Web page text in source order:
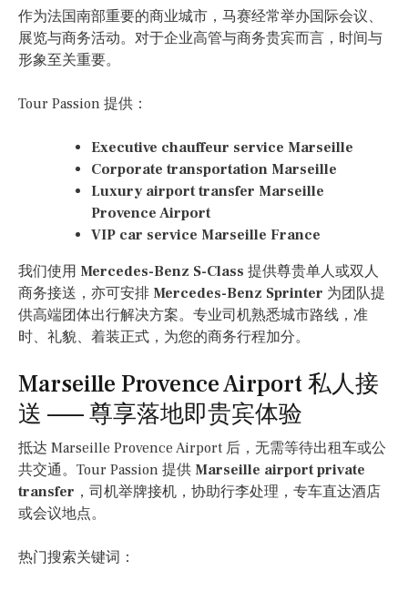
作为法国南部重要的商业城市，马赛经常举办国际会议、
展览与商务活动。对于企业高管与商务贵宾而言，时间与
形象至关重要。
Tour Passion 提供：
Executive chauffeur service Marseille
Corporate transportation Marseille
Luxury airport transfer Marseille
Provence Airport
VIP car service Marseille France
我们使用 Mercedes-Benz S-Class 提供尊贵单人或双人
商务接送，亦可安排 Mercedes-Benz Sprinter 为团队提
供高端团体出行解决方案。专业司机熟悉城市路线，准
时、礼貌、着装正式，为您的商务行程加分。
Marseille Provence Airport 私人接
送 —— 尊享落地即贵宾体验
抵达 Marseille Provence Airport 后，无需等待出租车或公
共交通。Tour Passion 提供 Marseille airport private
transfer ，司机举牌接机，协助行李处理，专车直达酒店
或会议地点。
热门搜索关键词：